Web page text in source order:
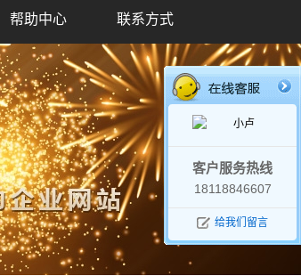
帮助中心 联系方式
小卢
客户服务热线
18118846607
给我们留言